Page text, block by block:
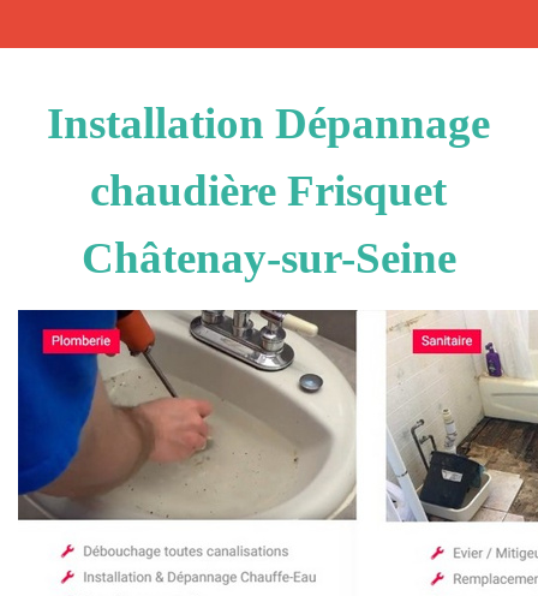
Installation Dépannage
chaudière Frisquet
Châtenay-sur-Seine